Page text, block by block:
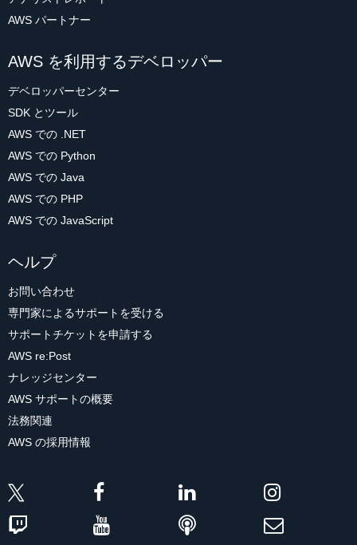
AWS パートナー
AWS を利用するデベロッパー
デベロッパーセンター
SDK とツール
AWS での .NET
AWS での Python
AWS での Java
AWS での PHP
AWS での JavaScript
ヘルプ
お問い合わせ
専門家によるサポートを受ける
サポートチケットを申請する
AWS re:Post
ナレッジセンター
AWS サポートの概要
法務関連
AWS の採用情報